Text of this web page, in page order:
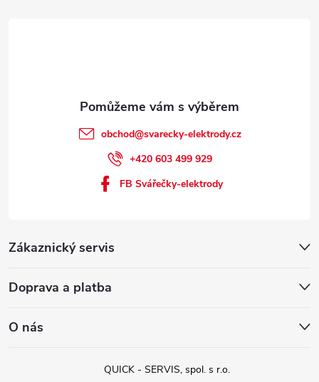
Zákaznický servis
Doprava a platba
O nás
obchod@svarecky-elektrody.cz
+420 603 499 929
FB Svářečky-elektrody
QUICK - SERVIS, spol. s r.o.